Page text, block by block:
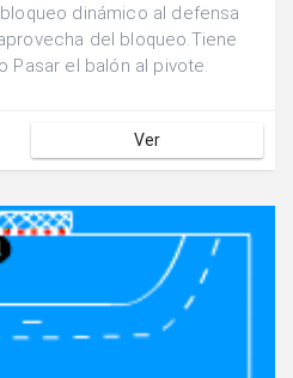
dinámico al defensa
del bloqueo.Tiene
Pasar el balón al pivote.
Ver